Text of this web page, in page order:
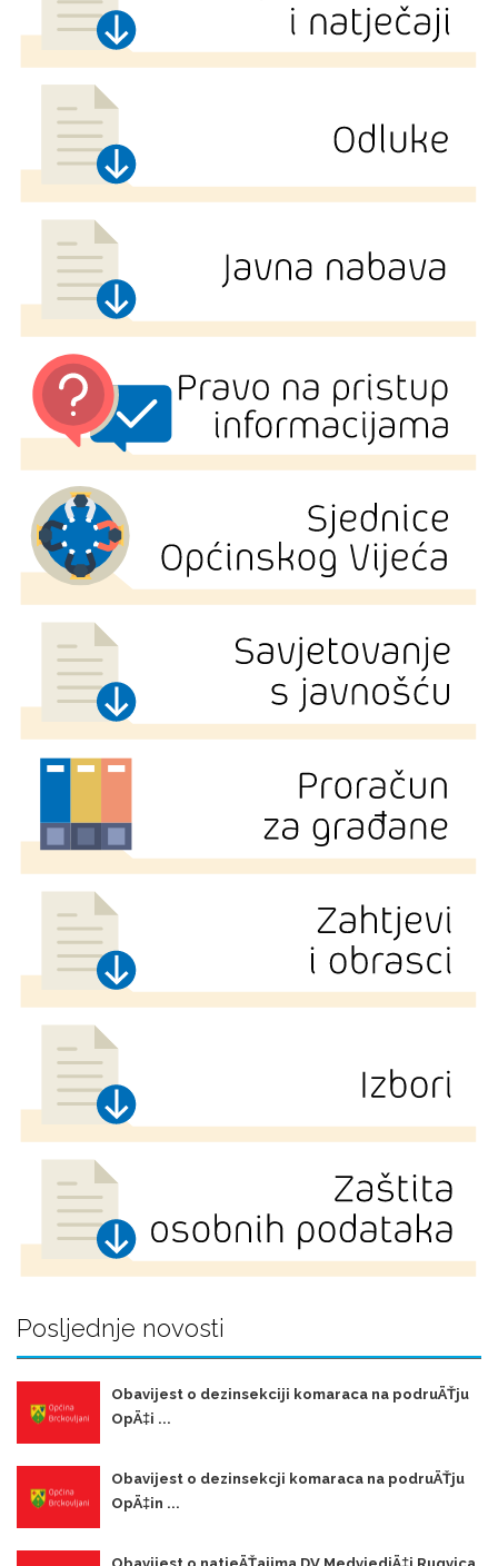
Posljednje novosti
Obavijest o dezinsekciji komaraca na podruÄŤju
OpÄ‡i ...
Obavijest o dezinsekcji komaraca na podruÄŤju
OpÄ‡in ...